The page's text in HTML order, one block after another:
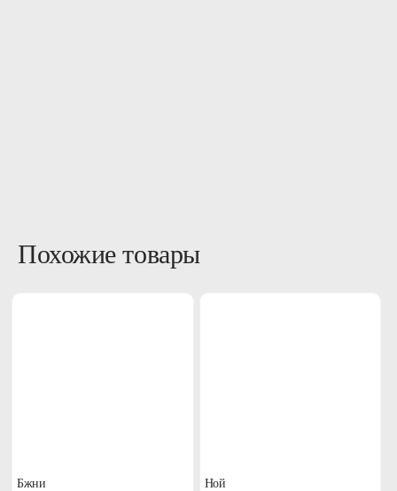
Похожие товары
Бжни Ной